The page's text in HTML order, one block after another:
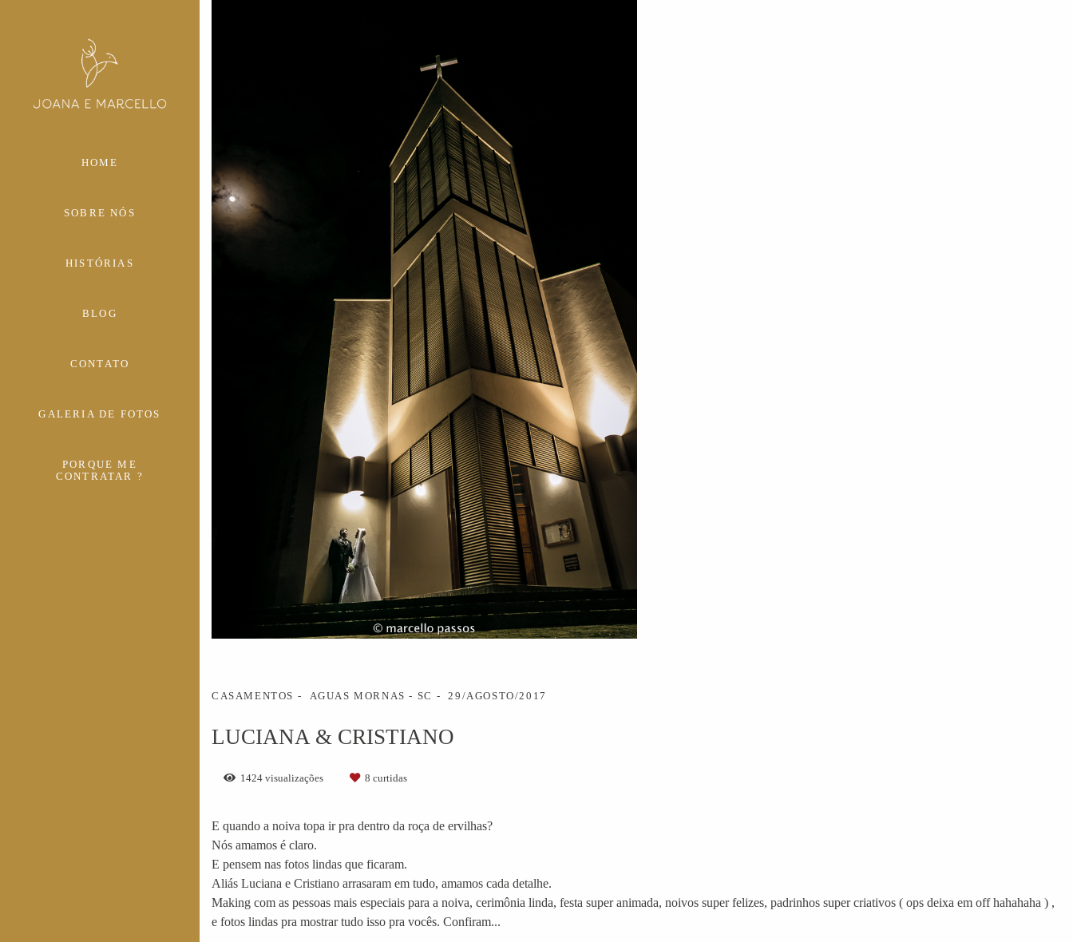
HOME
SOBRE NÓS
HISTÓRIAS
BLOG
CONTATO
GALERIA DE FOTOS
PORQUE ME
CONTRATAR ?
CASAMENTOS AGUAS MORNAS - SC 29/AGOSTO/2017
LUCIANA & CRISTIANO
1424 visualizações 8 curtidas
E quando a noiva topa ir pra dentro da roça de ervilhas?
Nós amamos é claro.
E pensem nas fotos lindas que ficaram.
Aliás Luciana e Cristiano arrasaram em tudo, amamos cada detalhe.
Making com as pessoas mais especiais para a noiva, cerimônia linda, festa super animada, noivos super felizes, padrinhos super criativos ( ops deixa em off hahahaha ) ,
e fotos lindas pra mostrar tudo isso pra vocês. Confiram...